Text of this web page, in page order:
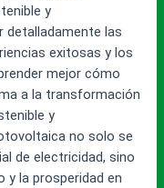
y
detalladamente las
exitosas y los
mejor cómo
a la transformación
y
no solo se
de electricidad, sino
y la prosperidad en